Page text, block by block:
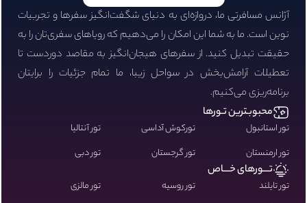
آژانس مسافرتی ما، دروازه‌ای به دنیای شگفت‌انگیز سفرها و تجربیات
نوین است. ما به شما این امکان را می‌دهیم که رویاهای سفری‌تان را به
حقیقت تبدیل کنید. از سفرهای هیجان‌انگیز به مقاصد دوردست تا
تعطیلات آرامش‌بخش در سواحل زیبا، ما تمام جزئیات را برایتان
برنامه‌ریزی می‌کنیم.
محبوبـترین تـورها
تور استانبول تورکوش آداسی
تور آنتالیا
تور ارمنستان
تور گرجستان تور دبی
تـــورهای خـــاص
تور تایلند تور روسیه
تور مالزی